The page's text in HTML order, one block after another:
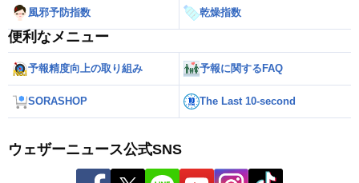
風邪予防指数 乾燥指数
便利なメニュー
予報精度向上の取り組み 予報に関するFAQ
SORASHOP The Last 10-second
ウェザーニュース公式SNS